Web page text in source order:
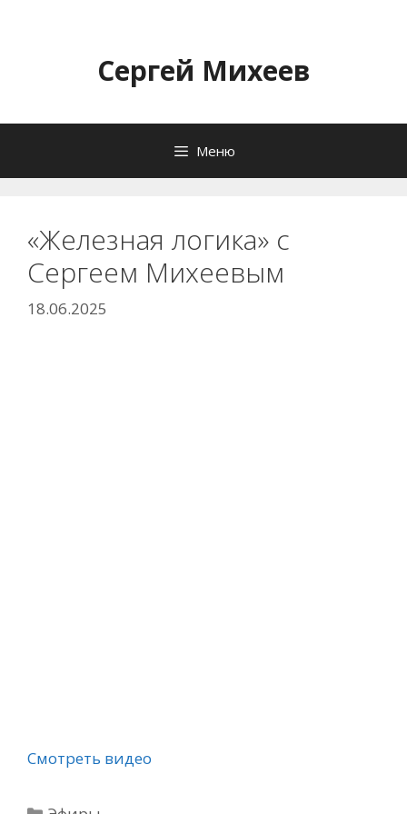
содержимомуСергей Михеев
Меню
«Железная логика» с
Сергеем Михеевым
18.06.2025
Смотреть видео